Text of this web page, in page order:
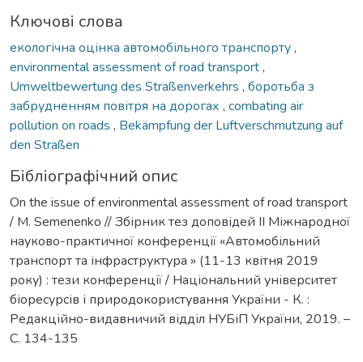
Ключові слова
екологічна оцінка автомобільного транспорту,
environmental assessment of road transport,
Umweltbewertung des Straßenverkehrs , боротьба з
забрудненням повітря на дорогах , combating air
pollution on roads , Bekämpfung der Luftverschmutzung auf
den Straßen
Бібліографічний опис
On the issue of environmental assessment of road transport
/ М. Semenenko // Збірник тез доповідей ІІ Міжнародної
науково-практичної конференції «Автомобільний
транспорт та інфраструктура » (11-13 квітня 2019
року) : тези конференції / Національний університет
біоресурсів і природокористування України - К. :
Редакційно-видавничий відділ НУБіП України, 2019. –
C. 134-135